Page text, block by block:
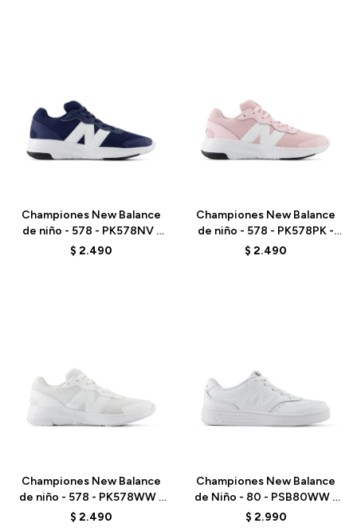
Championes New Balance
de niño - 578 - PK578NV -
ELD
$ 2.490
Championes New Balance
de niño - 578 - PK578PK -
ELD
$ 2.490
Championes New Balance
de niño - 578 - PK578WW -
ELD
$ 2.490
Championes New Balance
de Niño - 80 - PSB80WW -
ELD
$ 2.990